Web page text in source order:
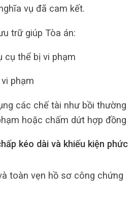
vụ đã cam kết.
trữ giúp Tòa án:
cụ thể bị vi phạm
phạm
các chế tài như bồi thường
hoặc chấm dứt hợp đồng
kéo dài và khiếu kiện phức
toàn vẹn hồ sơ công chứng